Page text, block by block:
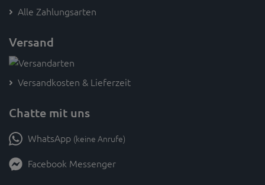
Alle Zahlungsarten
Versand
Versandkosten & Lieferzeit
Chatte mit uns
WhatsApp (keine Anrufe)
Facebook Messenger